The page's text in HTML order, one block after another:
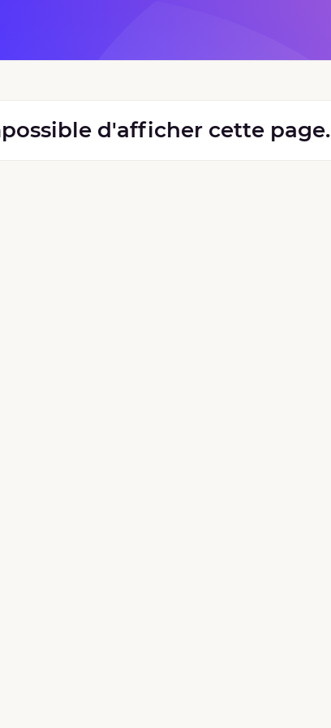
d'afficher cette page.